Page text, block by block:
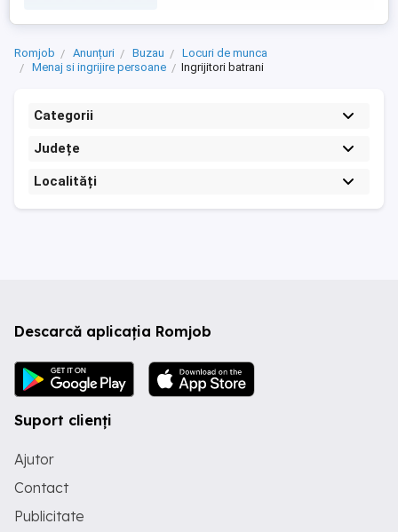
trebuie să fie responsabil, ...
Romjob Anunțuri Buzau
Locuri de munca
Menaj si ingrijire persoane
Ingrijitori batrani
Categorii
Județe
Localități
Descarcă aplicația Romjob
Suport clienți
Ajutor
Contact
Publicitate